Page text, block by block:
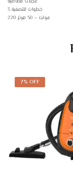
3 خطوات للتصفية
220 فولت – 50 هرتز
7% OFF